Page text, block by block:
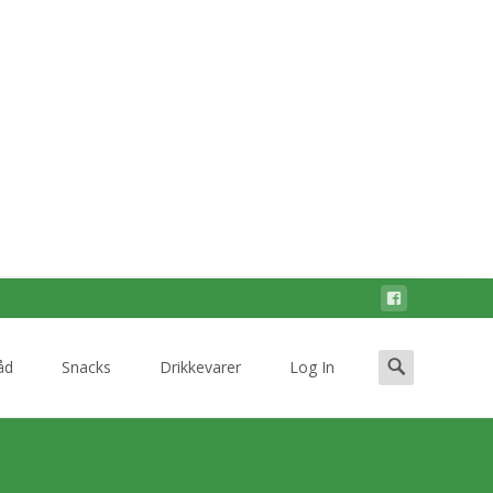
Snacks Drikkevarer Log In
Search
for: